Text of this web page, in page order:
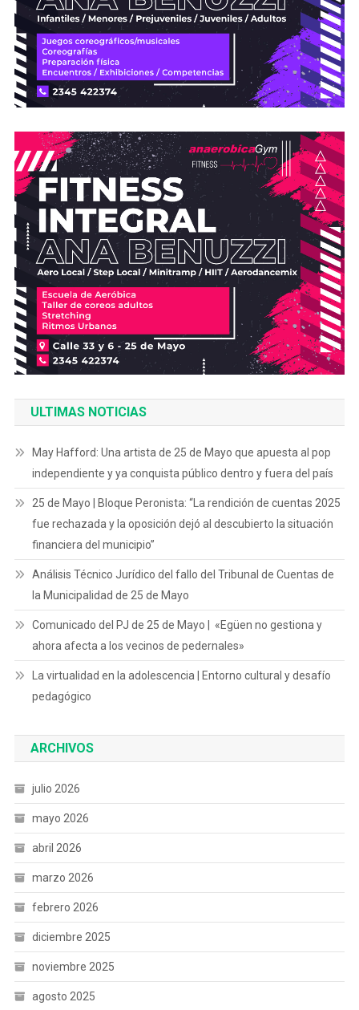
ULTIMAS NOTICIAS
May Hafford: Una artista de 25 de Mayo que apuesta al pop
independiente y ya conquista público dentro y fuera del país
25 de Mayo | Bloque Peronista: “La rendición de cuentas 2025
fue rechazada y la oposición dejó al descubierto la situación
financiera del municipio”
Análisis Técnico Jurídico del fallo del Tribunal de Cuentas de
la Municipalidad de 25 de Mayo
Comunicado del PJ de 25 de Mayo | «Egüen no gestiona y
ahora afecta a los vecinos de pedernales»
La virtualidad en la adolescencia | Entorno cultural y desafío
pedagógico
ARCHIVOS
julio 2026
mayo 2026
abril 2026
marzo 2026
febrero 2026
diciembre 2025
noviembre 2025
agosto 2025